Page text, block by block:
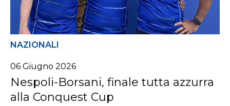
NAZIONALI
06 Giugno 2026
Nespoli-Borsani, finale tutta azzurra
alla Conquest Cup